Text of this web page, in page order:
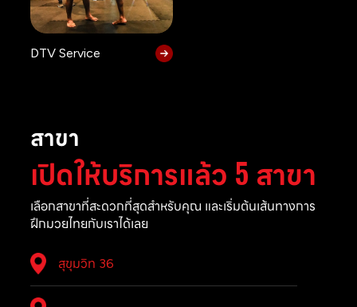
DTV Service
สาขา
เปิดให้บริการแล้ว 5 สาขา
เลือกสาขาที่สะดวกที่สุดสำหรับคุณ และเริ่มต้นเส้นทางการ
ฝึกมวยไทยกับเราได้เลย
สุขุมวิท 36